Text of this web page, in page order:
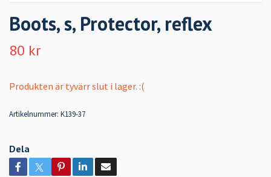
Boots, s, Protector, reflex
80 kr
Produkten är tyvärr slut i lager. :(
Artikelnummer: K139-37
Dela